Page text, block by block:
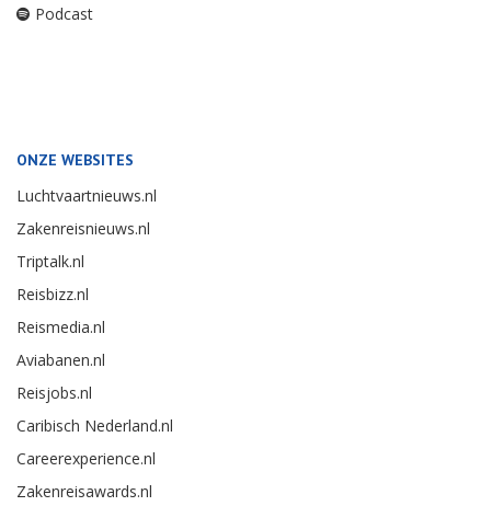
Podcast
ONZE WEBSITES
Luchtvaartnieuws.nl
Zakenreisnieuws.nl
Triptalk.nl
Reisbizz.nl
Reismedia.nl
Aviabanen.nl
Reisjobs.nl
Caribisch Nederland.nl
Careerexperience.nl
Zakenreisawards.nl